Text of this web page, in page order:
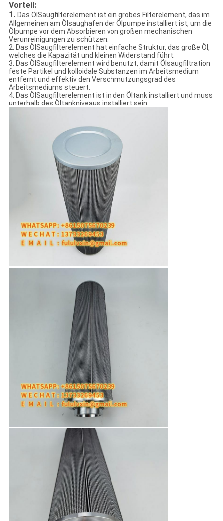
Vorteil:
1. Das ÖlSaugfilterelement ist ein grobes Filterelement, das im
Allgemeinen am Ölsaughafen der Ölpumpe installiert ist, um die
Ölpumpe vor dem Absorbieren von großen mechanischen
Verunreinigungen zu schützen.
2. Das ÖlSaugfilterelement hat einfache Struktur, das große Öl,
welches die Kapazität und kleinen Widerstand führt.
3. Das ÖlSaugfilterelement wird benutzt, damit Ölsaugfiltration
feste Partikel und kolloidale Substanzen im Arbeitsmedium
entfernt und effektiv den Verschmutzungsgrad des
Arbeitsmediums steuert.
4. Das ÖlSaugfilterelement ist in den Öltank installiert und muss
unterhalb des Öltankniveaus installiert sein.